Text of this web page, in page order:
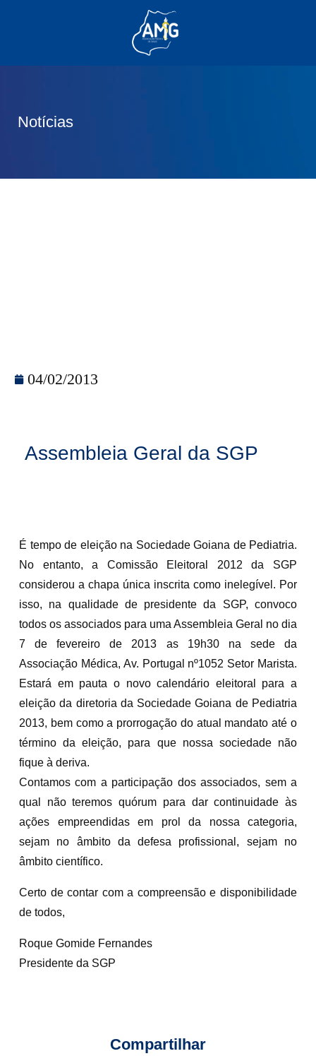
Notícias
04/02/2013
Assembleia Geral da SGP
É tempo de eleição na Sociedade Goiana de Pediatria.
No entanto, a Comissão Eleitoral 2012 da SGP
considerou a chapa única inscrita como inelegível. Por
isso, na qualidade de presidente da SGP, convoco
todos os associados para uma Assembleia Geral no dia
7 de fevereiro de 2013 as 19h30 na sede da
Associação Médica, Av. Portugal nº1052 Setor Marista.
Estará em pauta o novo calendário eleitoral para a
eleição da diretoria da Sociedade Goiana de Pediatria
2013, bem como a prorrogação do atual mandato até o
término da eleição, para que nossa sociedade não
fique à deriva.
Contamos com a participação dos associados, sem a
qual não teremos quórum para dar continuidade às
ações empreendidas em prol da nossa categoria,
sejam no âmbito da defesa profissional, sejam no
âmbito científico.
Certo de contar com a compreensão e disponibilidade
de todos,
Roque Gomide Fernandes
Presidente da SGP
Compartilhar